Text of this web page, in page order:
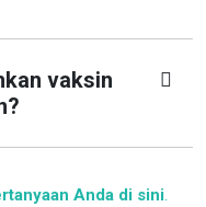
vaksin
Anda di sini.